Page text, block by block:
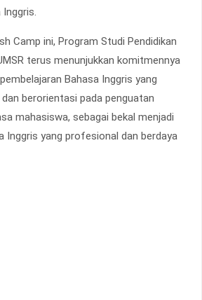
Inggris.
Camp ini, Program Studi Pendidikan
terus menunjukkan komitmennya
Bahasa Inggris yang
berorientasi pada penguatan
mahasiswa, sebagai bekal menjadi
Inggris yang profesional dan berdaya